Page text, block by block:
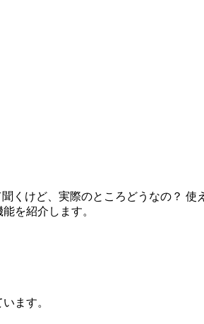
聞くけど、実際のところどうなの？
を紹介します。
ます。